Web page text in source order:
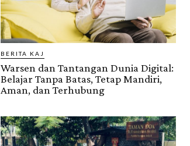
BERITA KAJ
Warsen dan Tantangan Dunia Digital:
Belajar Tanpa Batas, Tetap Mandiri,
Aman, dan Terhubung